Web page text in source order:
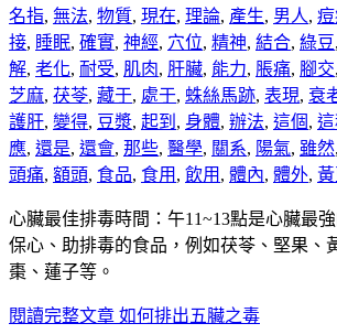
名指, 無法, 物質, 現在, 理論, 產生, 男人,
接, 睡眠, 確實, 神經, 穴位, 精神, 結合, 綠豆,
解, 老化, 耐受, 肌肉, 肝臟, 能力, 脹痛, 腳交,
芝麻, 茯苓, 藏于, 處于, 蛛絲馬跡, 表現, 衰
護肝, 變得, 豆漿, 起到 , 身體, 辦法, 這個,
應, 還是, 還會, 那些, 醫學, 關系, 陽氣, 雖然,
頭痛, 額頭, 食品, 食用 , 飲用 , 體內, 體外, 黃
心臟最佳排毒時間：午11~13點是心臟最
保心、助排毒的食品，例如茯苓、堅果、
棗、蓮子等。
閱讀完整文章 如何排出五臟之毒